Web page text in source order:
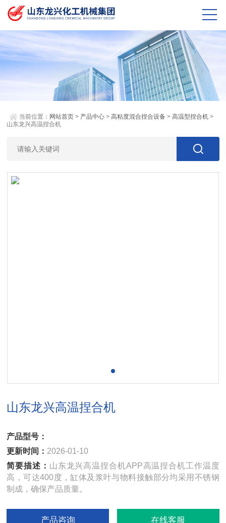
当前位置： 网站首页 > 产品中心 >高粘度混合捏合设备 >高温型捏合机 >
山东龙兴高温捏合机
山东龙兴高温捏合机
产品型号：
更新时间： 2026-01-10
简要描述： 山东龙兴高温捏合机APP高温捏合机工作温度
高，可达400度，缸体及浆叶与物料接触部分均采用不锈钢
制成，确保产品质量。
产品咨询 在线客服